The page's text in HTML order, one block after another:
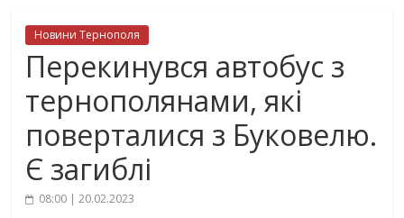
Новини Тернополя
Перекинувся автобус з
тернополянами, які
поверталися з Буковелю.
Є загиблі
08:00 | 20.02.2023